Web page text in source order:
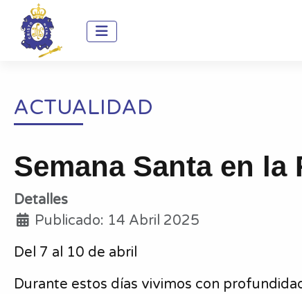
ACTUALIDAD
Semana Santa en la
Detalles
Publicado: 14 Abril 2025
Del 7 al 10 de abril
Durante estos días vivimos con